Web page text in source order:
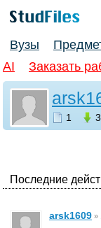
Вузы
AI
Заказать
1
Последние
arsk1609 »